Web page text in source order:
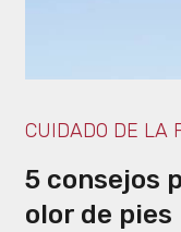
CUIDADO DE LA
5 consejos
olor de pies